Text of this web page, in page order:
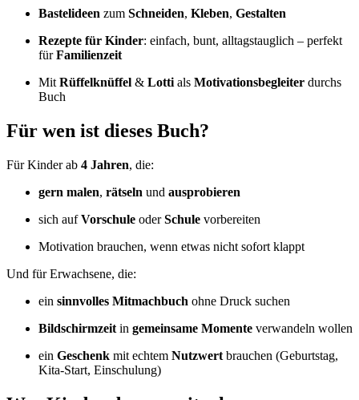
Bastelideen zum Schneiden, Kleben, Gestalten
Rezepte für Kinder: einfach, bunt, alltagstauglich – perfekt
fürFamilienzeit
Mit Rüffelknüffel & Lotti als Motivationsbegleiter durchs
Buch
Für wen ist dieses Buch?
Für Kinder ab 4 Jahren, die:
gern malen, rätseln und ausprobieren
sich aufVorschule oderSchule vorbereiten
Motivation brauchen, wenn etwas nicht sofort klappt
Und für Erwachsene, die:
ein sinnvolles Mitmachbuch ohne Druck suchen
Bildschirmzeit in gemeinsame Momente verwandeln wollen
ein Geschenk mit echtem Nutzwert brauchen (Geburtstag,
Kita-Start, Einschulung)